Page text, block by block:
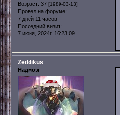
Возраст: 37 [1989-03-13]
Провел на форуме:
7 дней 11 часов
Последний визит:
7 июня, 2024г. 16:23:09
Zeddikus
Надмозг